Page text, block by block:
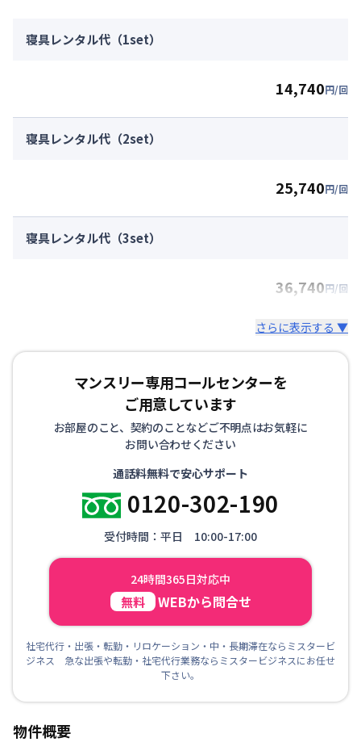
寝具レンタル代（1set）
14,740円/回
寝具レンタル代（2set）
25,740円/回
寝具レンタル代（3set）
36,740円/回
さらに表示する ▼
マンスリー専用コールセンターを
ご用意しています
お部屋のこと、契約のことなどご不明点はお気軽に
お問い合わせください
通話料無料で安心サポート
0120-302-190
受付時間：平日 10:00-17:00
24時間365日対応中
無料 WEBから問合せ
社宅代行・出張・転勤・リロケーション・中・長期滞在ならミスタービ
ジネス 急な出張や転勤・社宅代行業務ならミスタービジネスにお任せ
下さい。
物件概要